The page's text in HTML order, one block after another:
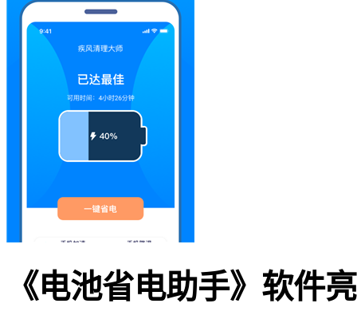
《电池省电助手》软件